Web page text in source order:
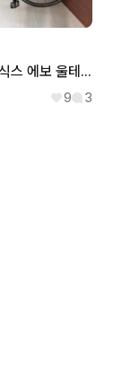
캐논데일 슈퍼식스 에보 울테그라 로드 자전거 (50사이즈)
9 3